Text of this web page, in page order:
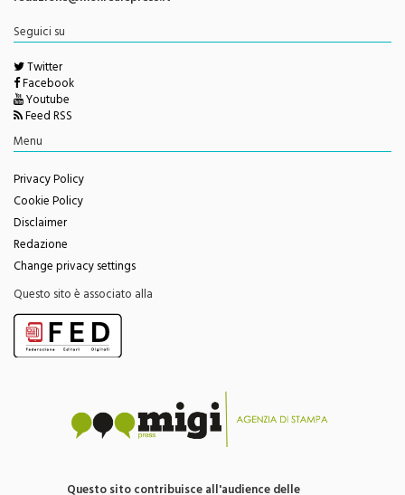
redazione@monrealepress.it
Seguici su
Twitter
Facebook
Youtube
Feed RSS
Privacy Policy
Cookie Policy
Disclaimer
Redazione
Change privacy settings
Questo sito è associato alla